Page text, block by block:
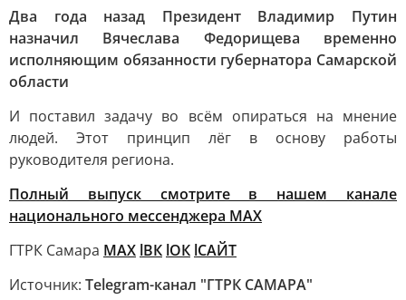
Два года назад Президент Владимир Путин
назначил Вячеслава Федорищева временно
исполняющим обязанности губернатора Самарской
области
И поставил задачу во всём опираться на мнение
людей. Этот принцип лёг в основу работы
руководителя региона.
Полный выпуск смотрите в нашем канале
национального мессенджера МАХ
ГТРК Самара MAX lВК lОК lСАЙТ
Источник: Telegram-канал "ГТРК САМАРА"